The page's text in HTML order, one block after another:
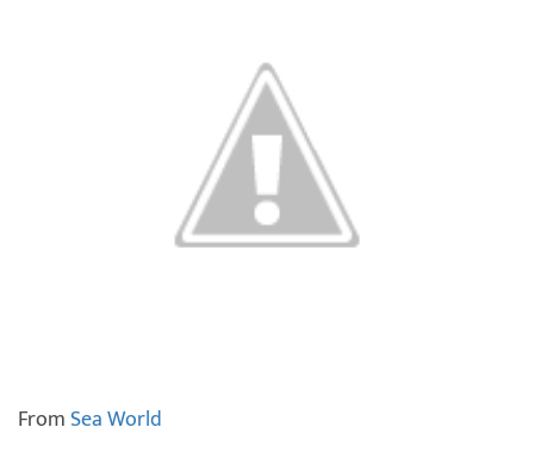
FromSea World